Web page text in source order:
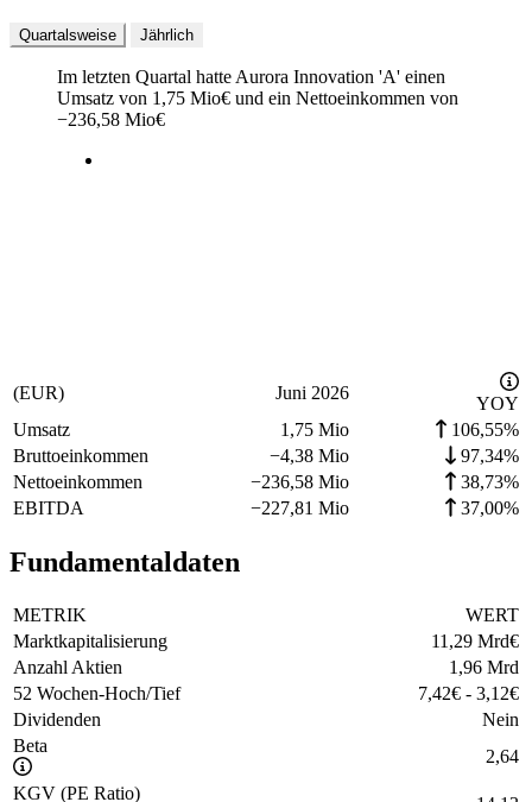
Quartalsweise Jährlich
Im letzten Quartal hatte Aurora Innovation 'A' einen
Umsatz von 1,75 Mio€ und ein Nettoeinkommen von
−236,58 Mio€
(EUR) Juni 2026
YOY
Umsatz
1,75 Mio
106,55%
Bruttoeinkommen
−4,38 Mio
97,34%
Nettoeinkommen
−236,58 Mio
38,73%
EBITDA
−227,81 Mio 37,00%
Fundamentaldaten
METRIK
WERT
Marktkapitalisierung
11,29 Mrd€
Anzahl Aktien
1,96 Mrd
52 Wochen-Hoch/Tief
7,42€ - 3,12€
Dividenden
Nein
Beta
2,64
KGV (PE Ratio)